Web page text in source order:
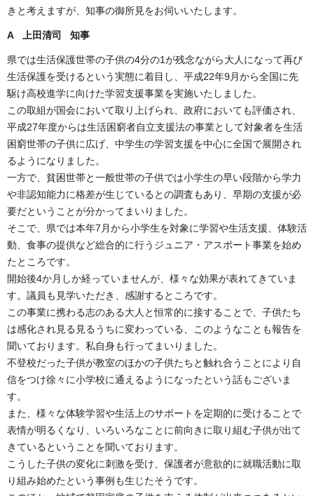
きと考えますが、知事の御所見をお伺いいたします。
A 上田清司 知事
県では生活保護世帯の子供の4分の1が残念ながら大人になって再び
生活保護を受けるという実態に着目し、平成22年9月から全国に先
駆け高校進学に向けた学習支援事業を実施いたしました。
この取組が国会において取り上げられ、政府においても評価され、
平成27年度からは生活困窮者自立支援法の事業として対象者を生活
困窮世帯の子供に広げ、中学生の学習支援を中心に全国で展開され
るようになりました。
一方で、貧困世帯と一般世帯の子供では小学生の早い段階から学力
や非認知能力に格差が生じているとの調査もあり、早期の支援が必
要だということが分かってまいりました。
そこで、県では本年7月から小学生を対象に学習や生活支援、体験活
動、食事の提供など総合的に行うジュニア・アスポート事業を始め
たところです。
開始後4か月しか経っていませんが、様々な効果が表れてきていま
す。議員も見学いただき、感謝するところです。
この事業に携わる志のある大人と恒常的に接することで、子供たち
は感化され見る見るうちに変わっている、このようなことも報告を
聞いております。私自身も行ってまいりました。
不登校だった子供が教室のほかの子供たちと触れ合うことにより自
信をつけ徐々に小学校に通えるようになったという話もございま
す。
また、様々な体験学習や生活上のサポートを定期的に受けることで
表情が明るくなり、いろいろなことに前向きに取り組む子供が出て
きているということを聞いております。
こうした子供の変化に刺激を受け、保護者が意欲的に就職活動に取
り組み始めたという事例も生じたそうです。